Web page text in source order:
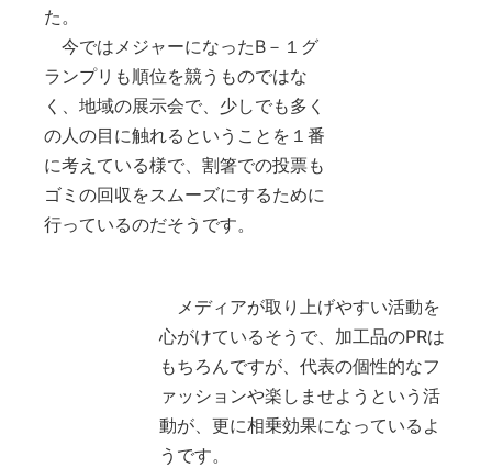
た。
今ではメジャーになったB－１グ
ランプリも順位を競うものではな
く、地域の展示会で、少しでも多く
の人の目に触れるということを１番
に考えている様で、割箸での投票も
ゴミの回収をスムーズにするために
行っているのだそうです。
メディアが取り上げやすい活動を
心がけているそうで、加工品のPRは
もちろんですが、代表の個性的なフ
ァッションや楽しませようという活
動が、更に相乗効果になっているよ
うです。